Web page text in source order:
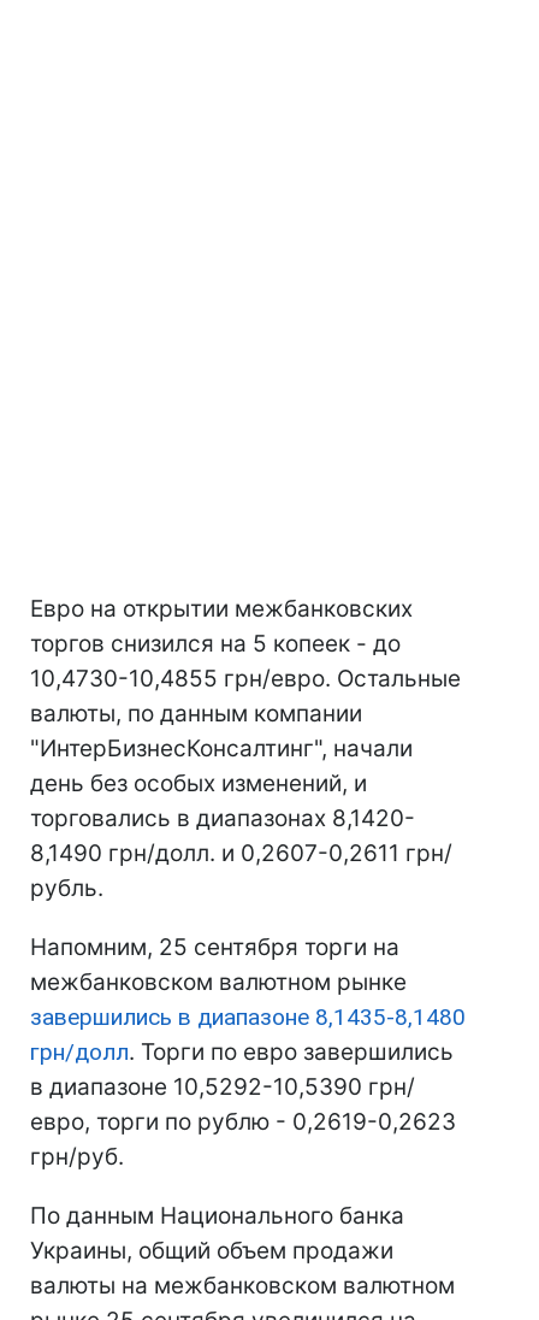
Евро на открытии межбанковских
торгов снизился на 5 копеек - до
10,4730-10,4855 грн/евро. Остальные
валюты, по данным компании
"ИнтерБизнесКонсалтинг", начали
день без особых изменений, и
торговались в диапазонах 8,1420-
8,1490 грн/долл. и 0,2607-0,2611 грн/
рубль.
Напомним, 25 сентября торги на
межбанковском валютном рынке
завершились в диапазоне 8,1435-8,1480
грн/долл. Торги по евро завершились
в диапазоне 10,5292-10,5390 грн/
евро, торги по рублю - 0,2619-0,2623
грн/руб.
По данным Национального банка
Украины, общий объем продажи
валюты на межбанковском валютном